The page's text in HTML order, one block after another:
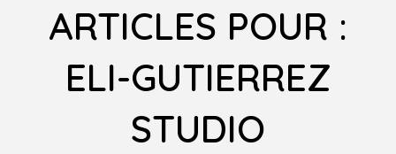
ARTICLES POUR :
ELI-GUTIERREZ
STUDIO